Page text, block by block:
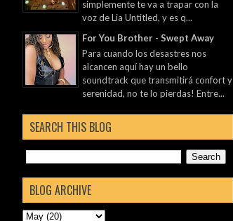
simplemente te va a trapar con la
voz de Lia Untitled, y es q...
For You Brother - Swept Away
Para cuando los desastres nos
alcancen aquí hay un bello
soundtrack que transmitirá confort y
serenidad, no te lo pierdas! Entre...
SEARCH THIS BLOG
BLOG ARCHIVE